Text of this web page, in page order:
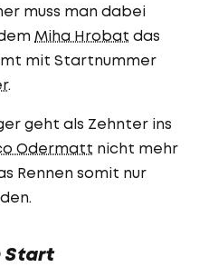
muss man dabei
Miha Hrobat das
mit Startnummer
.
geht als Zehnter ins
Odermatt nicht mehr
Rennen somit nur
Start